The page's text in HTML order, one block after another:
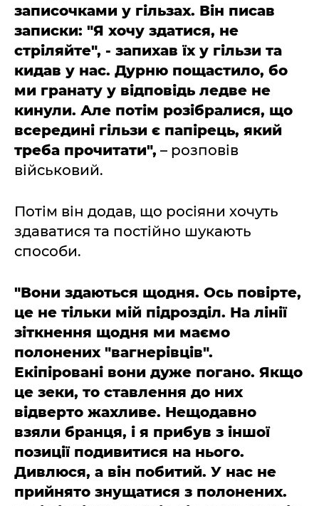
записочками у гільзах. Він писав
записки: "Я хочу здатися, не
стріляйте", - запихав їх у гільзи та
кидав у нас. Дурню пощастило, бо
ми гранату у відповідь ледве не
кинули. Але потім розібралися, що
всередині гільзи є папірець, який
треба прочитати", – розповів
військовий.
Потім він додав, що росіяни хочуть
здаватися та постійно шукають
способи.
"Вони здаються щодня. Ось повірте,
це не тільки мій підрозділ. На лінії
зіткнення щодня ми маємо
полонених "вагнерівців".
Екіпіровані вони дуже погано. Якщо
це зеки, то ставлення до них
відверто жахливе. Нещодавно
взяли бранця, і я прибув з іншої
позиції подивитися на нього.
Дивлюся, а він побитий. У нас не
прийнято знущатися з полонених.